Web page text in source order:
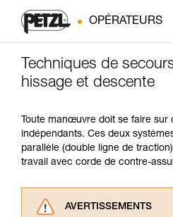
OPÉRATEURS
Techniques de
hissage et descente
Toute manœuvre doit se faire sur
indépendants. Ces deux
parallèle (double ligne de
travail avec corde de contre-
AVERTISSEMENTS